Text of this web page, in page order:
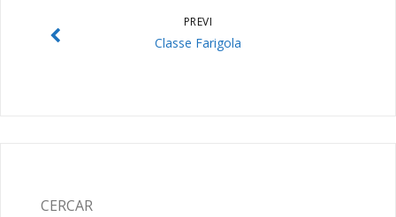
PREVI
Classe Farigola
CERCAR